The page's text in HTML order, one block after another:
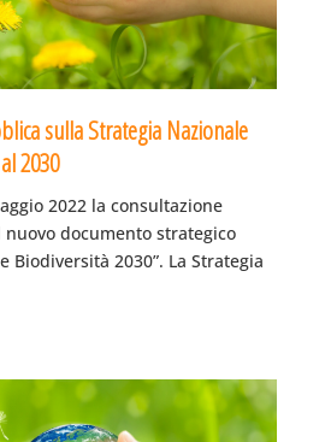
sulla Strategia Nazionale
2030
2022 la consultazione
documento strategico
Biodiversità 2030”. La Strategia